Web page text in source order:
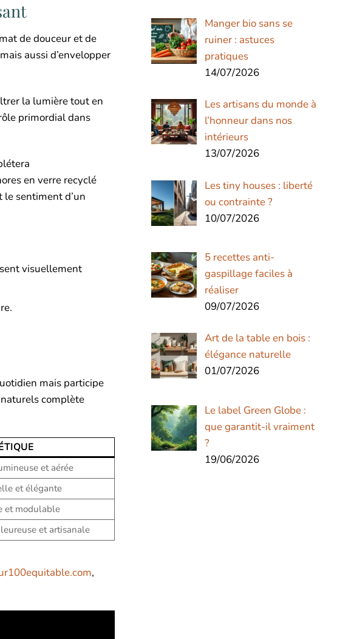
de douceur et de
aussi d’envelopper
la lumière tout en
primordial dans
en verre recyclé
sentiment d’un
visuellement
mais participe
complète
et aérée
et élégante
et modulable
et artisanale
,
Manger bio sans se
ruiner : astuces
pratiques
14/07/2026
Les artisans du monde à
l’honneur dans nos
intérieurs
13/07/2026
Les tiny houses : liberté
ou contrainte ?
10/07/2026
5 recettes anti-
gaspillage faciles à
réaliser
09/07/2026
Art de la table en bois :
élégance naturelle
01/07/2026
Le label Green Globe :
que garantit-il vraiment
?
19/06/2026